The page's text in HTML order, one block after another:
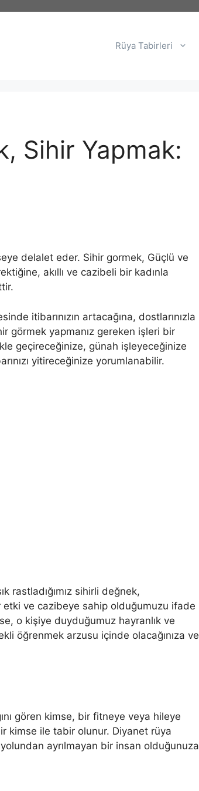
Rüya Tabirleri
Sihir Yapmak:
delalet eder. Sihir gormek, Güçlü ve
akıllı ve cazibeli bir kadınla
itibarınızın artacağına, dostlarınızla
görmek yapmanız gereken işleri bir
geçireceğinize, günah işleyeceğinize
yitireceğinize yorumlana­bilir.
rastladığımız sihirli değnek,
ve cazibeye sahip olduğumuzu ifade
o kişiye duyduğumuz hayranlık ve
öğrenmek ar­zusu içinde olacağınıza ve
gören kimse, bir fitneye veya hileye
kimse ile tabir olunur. Diyanet rüya
ay­rılmayan bir insan olduğunuza